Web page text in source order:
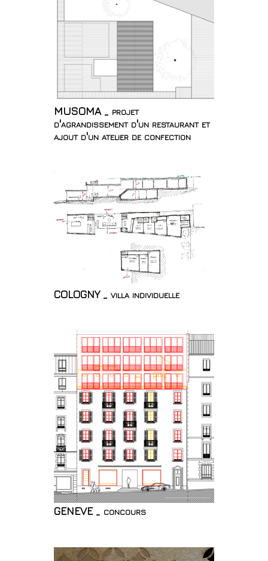
MUSOMA _ projet
d'agrandissement d'un restaurant et
ajout d'un atelier de confection
COLOGNY _ villa individuelle
GENEVE _ concours